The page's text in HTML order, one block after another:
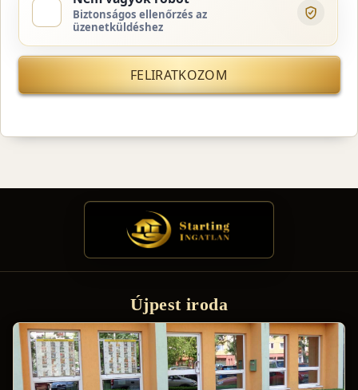
Biztonságos ellenőrzés az
üzenetküldéshez
FELIRATKOZOM
Újpest iroda